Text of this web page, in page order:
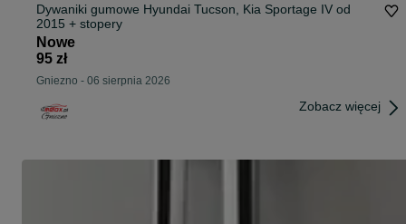
Dywaniki gumowe Hyundai Tucson, Kia Sportage IV od
2015 + stopery
Nowe
95 zł
Gniezno - 06 sierpnia 2026
Zobacz więcej